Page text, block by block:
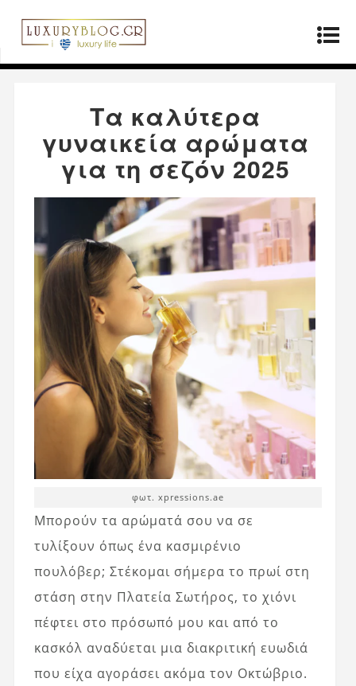
Αρχική σελίδα»Προϊόντα
γυναικεία αρώματα για τη σεζόν 2025
Τα καλύτερα
γυναικεία αρώματα
για τη σεζόν 2025
φωτ. xpressions.ae
Μπορούν τα αρώματά σου να σε
τυλίξουν όπως ένα κασμιρένιο
πουλόβερ; Στέκομαι σήμερα το πρωί στη
στάση στην Πλατεία Σωτήρος, το χιόνι
πέφτει στο πρόσωπό μου και από το
κασκόλ αναδύεται μια διακριτική ευωδιά
που είχα αγοράσει ακόμα τον Οκτώβριο.